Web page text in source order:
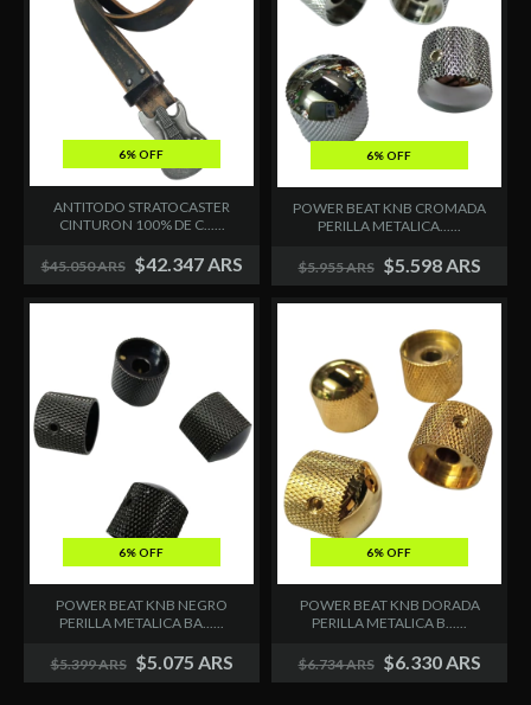
6% OFF
ANTITODO STRATOCASTER
CINTURON 100% DE C......
$45.050 ARS $42.347 ARS
6% OFF
POWER BEAT KNB CROMADA
PERILLA METALICA......
$5.955 ARS $5.598 ARS
6% OFF
POWER BEAT KNB NEGRO
PERILLA METALICA BA......
$5.399 ARS $5.075 ARS
6% OFF
POWER BEAT KNB DORADA
PERILLA METALICA B......
$6.734 ARS $6.330 ARS